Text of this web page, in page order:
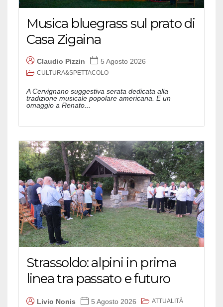
Musica bluegrass sul prato di
Casa Zigaina
Claudio Pizzin 5 Agosto 2026
CULTURA&SPETTACOLO
A Cervignano suggestiva serata dedicata alla
tradizione musicale popolare americana. E un
omaggio a Renato...
Strassoldo: alpini in prima
linea tra passato e futuro
Livio Nonis 5 Agosto 2026 ATTUALITÀ